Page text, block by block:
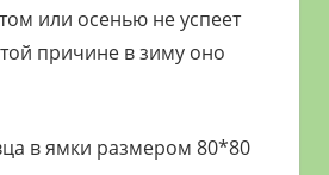
или осенью не успеет
причине в зиму оно
в ямки размером 80*80